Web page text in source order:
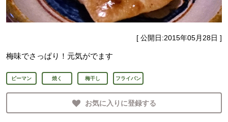
[ 公開日:2015年05月28日 ]
梅味でさっぱり！元気がでます
ピーマン 焼く 梅干し フライパン
お気に入りに登録する